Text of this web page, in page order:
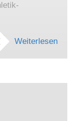
Weiterlesen